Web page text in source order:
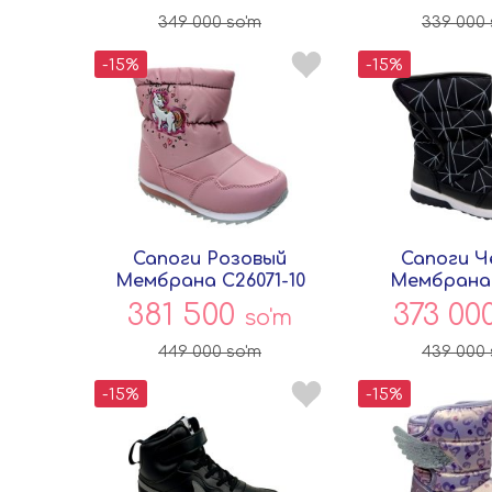
349 000so'm 339 000
-15%
Сапоги Розовый
Мембрана C26071-10
Совёнок
381 500 so'm
449 000so'm
-15%
Сапоги
Мембрана
373
439 000
-15% -15%